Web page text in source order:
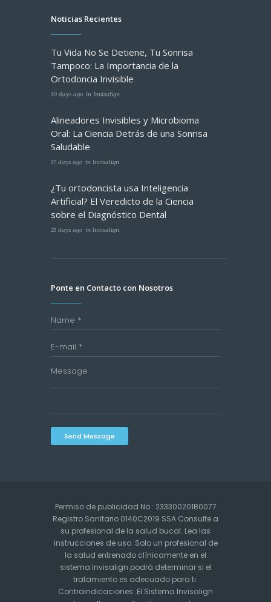
Noticias Recientes
Tu Vida No Se Detiene, Tu Sonrisa
Tampoco: La Importancia de la
Ortodoncia Invisible
10 days ago in Invisalign
Alineadores Invisibles y Microbioma
Oral: La Ciencia Detrás de una Sonrisa
Saludable
17 days ago in Invisalign
¿Tu ortodoncista usa Inteligencia
Artificial? El Veredicto de la Ciencia
sobre el Diagnóstico Dental
21 days ago in Invisalign
Ponte en Contacto con Nosotros
Send Message
Permiso de publicidad No.: 233300201B0077
Registro Sanitario 0140C2019 SSA Consulte a
su profesional de la salud bucal. Lea las
instrucciones de uso. Solo un profesional de
la salud entrenado clínicamente en el
sistema Invisalign podrá determinar si el
tratamiento es adecuado para ti.
Contraindicaciones: El Sistema Invisalign